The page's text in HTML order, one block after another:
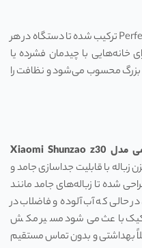
این طراحی با فناوری Perfect Range™ M180° ترکیب شده تا دستگاه در هر
خانه‌هایی با چیدمان فشرده یا
بزرگ محسوب می‌شود و نظافت را
جارو شارژی شیائومی مدل Xiaomi Shunzao z30
با قابلیت جداسازی جامد و
شده تا زباله‌های جامد مانند
حالی که آب آلوده و فاضلاب در
باعث می‌شود مسیر مکش
بهداشتی و بدون تماس مستقیم